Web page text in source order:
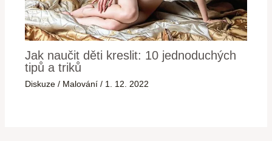
Jak naučit děti kreslit: 10 jednoduchých
tipů a triků
Diskuze / Malování / 1. 12. 2022